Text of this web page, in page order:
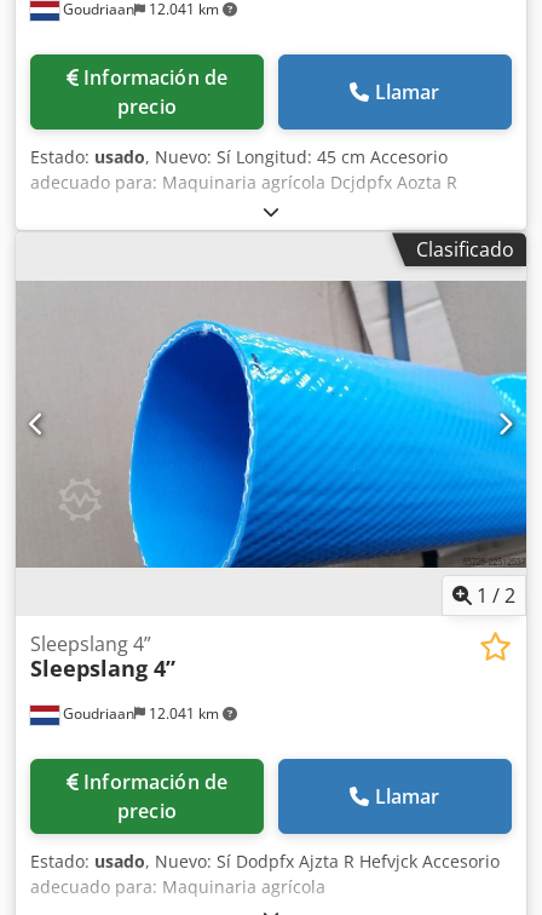
Goudriaan 12.041 km
Información de
precio
Llamar
Estado: usado, Nuevo: Sí Longitud: 45 cm Accesorio
adecuado para: Maquinaria agrícola Dcjdpfx Aozta R
Clasificado
1 /2
Goudriaan 12.041 km
Sleepslang 4”
Sleepslang 4”
Información de
precio
Llamar
Estado: usado, Nuevo: Sí Dodpfx Ajzta R Hefvjck Accesorio
adecuado para: Maquinaria agrícola